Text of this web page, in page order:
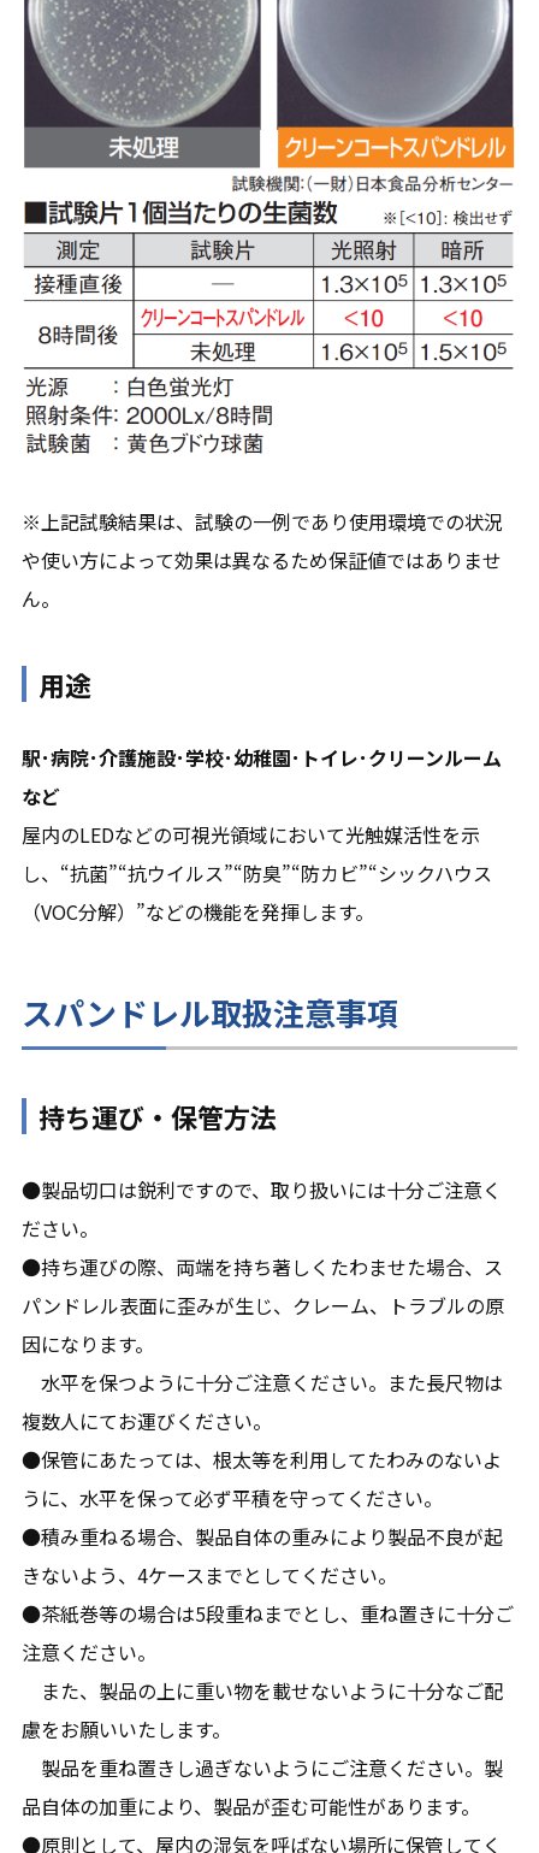
※上記試験結果は、試験の一例であり使用環境での状況
や使い方によって効果は異なるため保証値ではありませ
ん。
用途
駅･病院･介護施設･学校･幼稚園･トイレ･クリーンルーム
など
屋内のLEDなどの可視光領域において光触媒活性を示
し、“抗菌”“抗ウイルス”“防臭”“防カビ”“シックハウス
（VOC分解）”などの機能を発揮します。
スパンドレル取扱注意事項
持ち運び・保管方法
●製品切口は鋭利ですので、取り扱いには十分ご注意く
ださい。
●持ち運びの際、両端を持ち著しくたわませた場合、ス
パンドレル表面に歪みが生じ、クレーム、トラブルの原
因になります。
水平を保つように十分ご注意ください。また長尺物は
複数人にてお運びください。
●保管にあたっては、根太等を利用してたわみのないよ
うに、水平を保って必ず平積を守ってください。
●積み重ねる場合、製品自体の重みにより製品不良が起
きないよう、4ケースまでとしてください。
●茶紙巻等の場合は5段重ねまでとし、重ね置きに十分ご
注意ください。
また、製品の上に重い物を載せないように十分なご配
慮をお願いいたします。
製品を重ね置きし過ぎないようにご注意ください。製
品自体の加重により、製品が歪む可能性があります。
●原則として、屋内の湿気を呼ばない場所に保管してく